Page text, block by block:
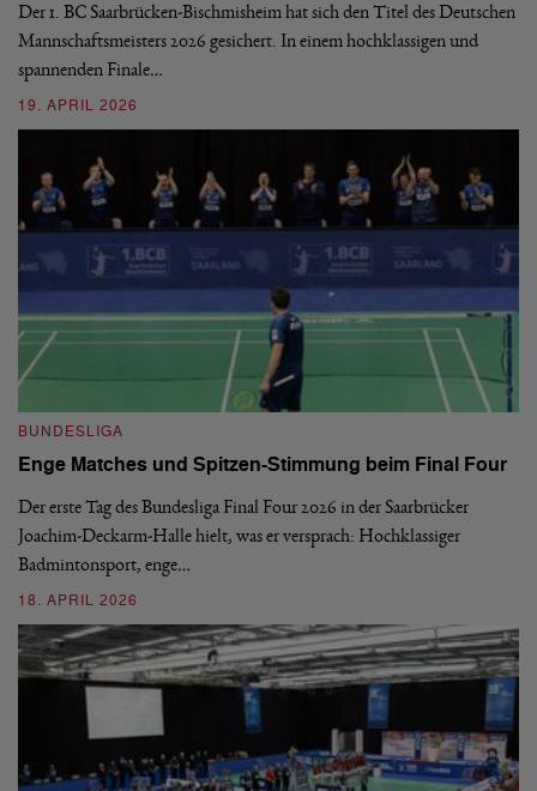
Der 1. BC Saarbrücken-Bischmisheim hat sich den Titel des Deutschen
Mannschaftsmeisters 2026 gesichert. In einem hochklassigen und
spannenden Finale…
19. APRIL 2026
BUNDESLIGA
Enge Matches und Spitzen-Stimmung beim Final Four
Der erste Tag des Bundesliga Final Four 2026 in der Saarbrücker
Joachim-Deckarm-Halle hielt, was er versprach: Hochklassiger
Badmintonsport, enge…
18. APRIL 2026